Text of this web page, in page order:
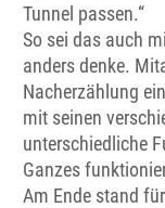
Tunnel passen.“
So sei das auch
anders denke.
Nacherzählung
mit seinen
unterschiedliche
Ganzes
Am Ende stand